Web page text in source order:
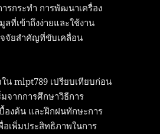
รกระทำ การพัฒนาเครื่อง
ลที่เข้าถึงง่ายและใช้งาน
จัยสำคัญที่ขับเคลื่อน
น mlpt789 เปรียบเทียบก่อน
จากการศึกษาวิธีการ
องต้น และฝึกฝนทักษะการ
อเพิ่มประสิทธิภาพในการ